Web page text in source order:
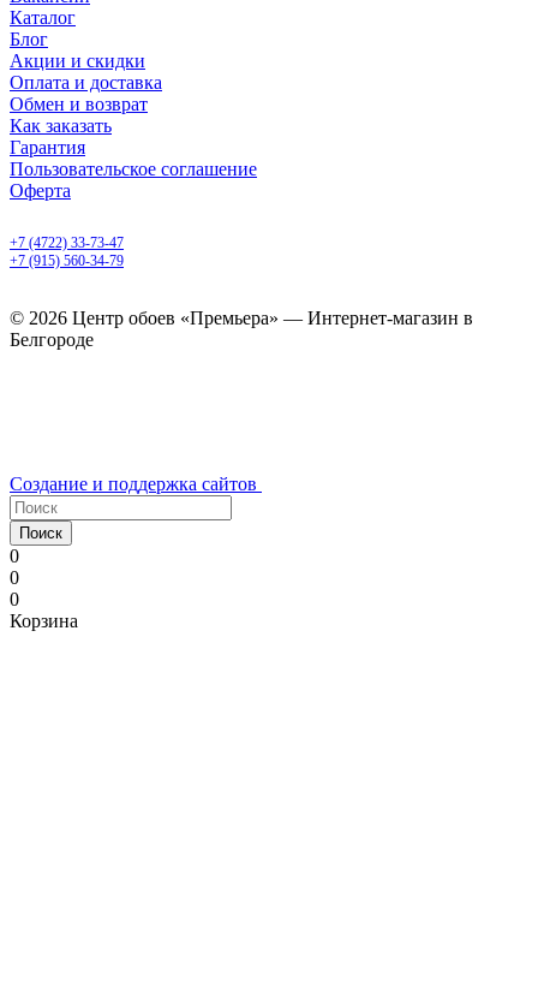
Каталог
Блог
Акции и скидки
Оплата и доставка
Обмен и возврат
Как заказать
Гарантия
Пользовательское соглашение
Оферта
+7 (4722) 33-73-47
+7 (915) 560-34-79
© 2026 Центр обоев «Премьера» — Интернет-магазин в
Белгороде
Создание и поддержка сайтов
Поиск
0
0
0
Корзина